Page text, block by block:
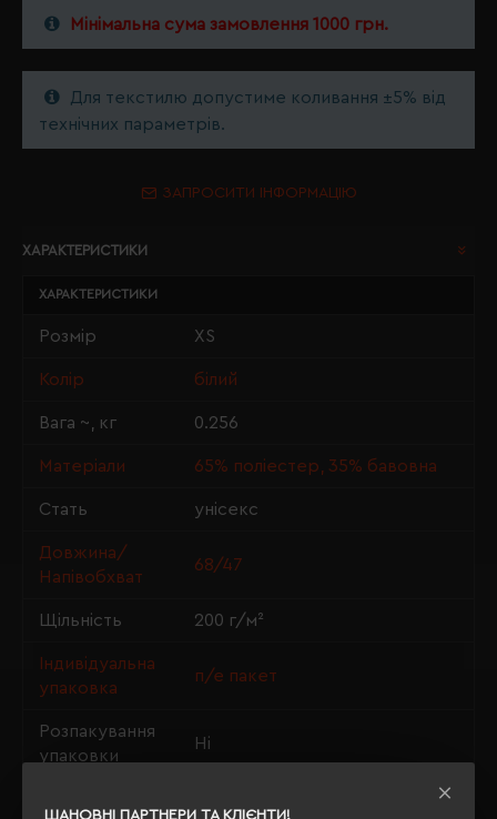
ШАНОВНІ ПАРТНЕРИ ТА КЛІЄНТИ!
Мінімальна сума замовлення 1000 грн.
Для текстилю допустиме коливання ±5% від
технічних параметрів.
ЗАПРОСИТИ ІНФОРМАЦІЮ
ХАРАКТЕРИСТИКИ
ХАРАКТЕРИСТИКИ
Розмір XS
Колір білий
Вага ~, кг 0.256
Матеріали 65% поліестер, 35% бавовна
Стать унісекс
Довжина/
Напівобхват
68/47
Щільність 200 г/м²
Індивідуальна
упаковка
п/е пакет
Розпакування
упаковки
Ні
Сертифікація